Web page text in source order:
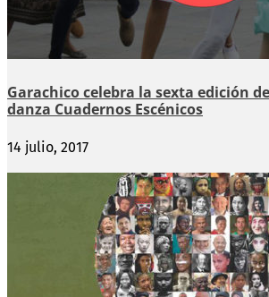
Garachico celebra la sexta edición
danza Cuadernos Escénicos
14 julio, 2017